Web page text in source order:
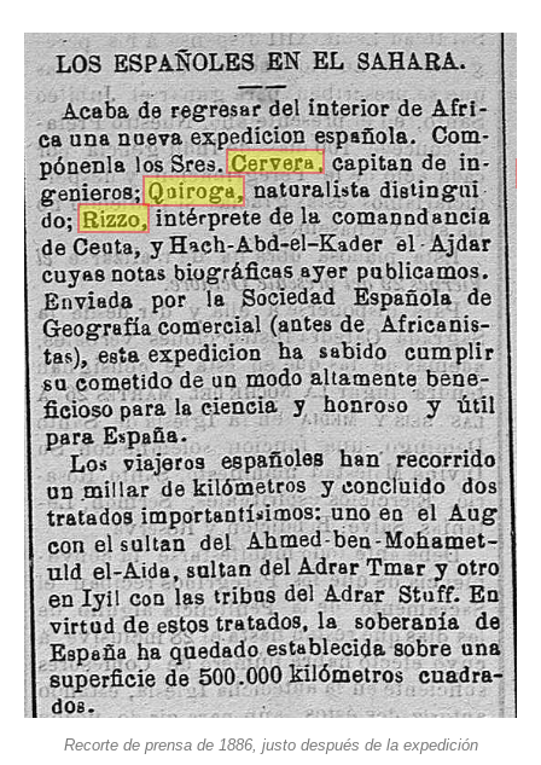
Recorte de prensa de 1886, justo después de la expedición